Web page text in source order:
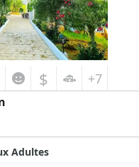
$ +7
Adultes